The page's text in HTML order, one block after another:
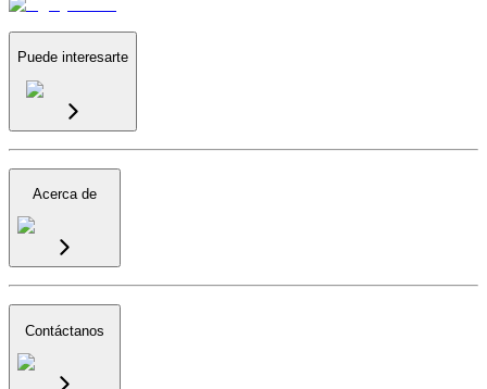
Puede interesarte
Acerca de
Contáctanos